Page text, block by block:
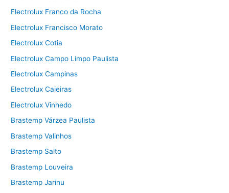
Electrolux Franco da Rocha
Electrolux Francisco Morato
Electrolux Cotia
Electrolux Campo Limpo Paulista
Electrolux Campinas
Electrolux Caieiras
Electrolux Vinhedo
Brastemp Várzea Paulista
Brastemp Valinhos
Brastemp Salto
Brastemp Louveira
Brastemp Jarinu